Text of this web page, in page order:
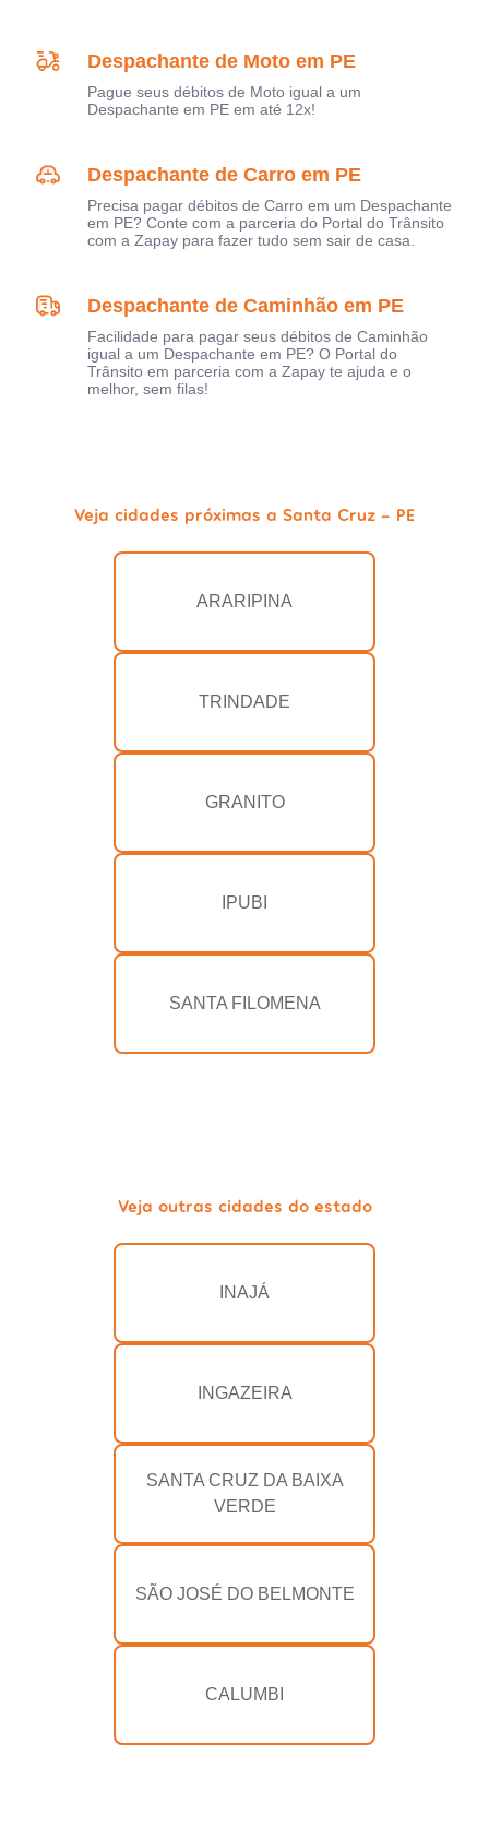
Despachante de Moto em PE
Pague seus débitos de Moto igual a um
Despachante em PE em até 12x!
Despachante de Carro em PE
Precisa pagar débitos de Carro em um Despachante
em PE? Conte com a parceria do Portal do Trânsito
com a Zapay para fazer tudo sem sair de casa.
Despachante de Caminhão em PE
Facilidade para pagar seus débitos de Caminhão
igual a um Despachante em PE? O Portal do
Trânsito em parceria com a Zapay te ajuda e o
melhor, sem filas!
Veja cidades próximas a Santa Cruz - PE
ARARIPINA
TRINDADE
GRANITO
IPUBI
SANTA FILOMENA
Veja outras cidades do estado
INAJÁ
INGAZEIRA
SANTA CRUZ DA BAIXA
VERDE
SÃO JOSÉ DO BELMONTE
CALUMBI